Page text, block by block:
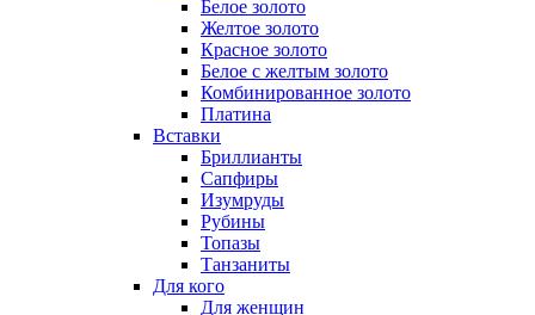
Белое золото
Желтое золото
Красное золото
Белое с желтым золото
Комбинированное золото
Платина
Вставки
Бриллианты
Сапфиры
Изумруды
Рубины
Топазы
Танзаниты
Для кого
Для женщин